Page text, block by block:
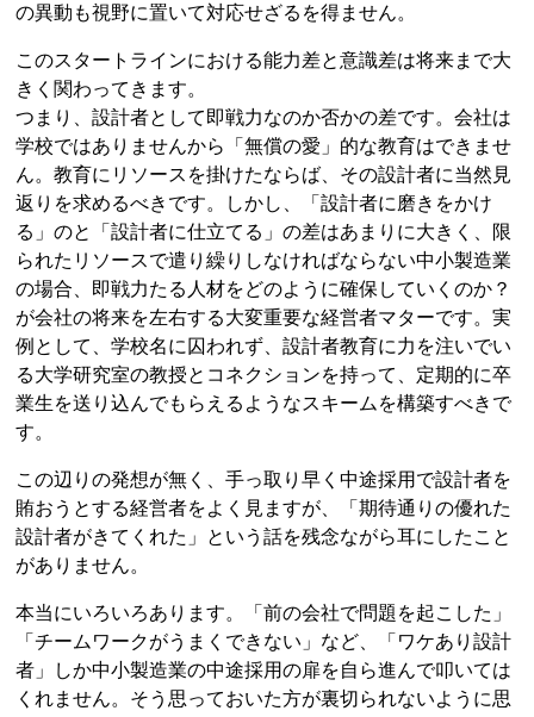
の異動も視野に置いて対応せざるを得ません。
このスタートラインにおける能力差と意識差は将来まで大
きく関わってきます。
つまり、設計者として即戦力なのか否かの差です。会社は
学校ではありませんから「無償の愛」的な教育はできませ
ん。教育にリソースを掛けたならば、その設計者に当然見
返りを求めるべきです。しかし、「設計者に磨きをかけ
る」のと「設計者に仕立てる」の差はあまりに大きく、限
られたリソースで遣り繰りしなければならない中小製造業
の場合、即戦力たる人材をどのように確保していくのか？
が会社の将来を左右する大変重要な経営者マターです。実
例として、学校名に囚われず、設計者教育に力を注いでい
る大学研究室の教授とコネクションを持って、定期的に卒
業生を送り込んでもらえるようなスキームを構築すべきで
す。
この辺りの発想が無く、手っ取り早く中途採用で設計者を
賄おうとする経営者をよく見ますが、「期待通りの優れた
設計者がきてくれた」という話を残念ながら耳にしたこと
がありません。
本当にいろいろあります。「前の会社で問題を起こした」
「チームワークがうまくできない」など、「ワケあり設計
者」しか中小製造業の中途採用の扉を自ら進んで叩いては
くれません。そう思っておいた方が裏切られないように思